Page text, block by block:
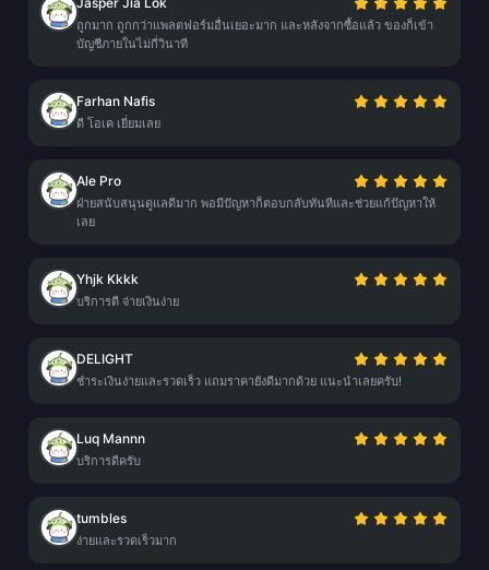
ถูกมาก ถูกกว่าแพลตฟอร์มอื่นเยอะมาก และหลังจากซื้อแล้ว ของก็เข้า
บัญชีภายในไม่กี่วินาที
Farhan Nafis
ดี โอเค เยี่ยมเลย
Ale Pro
ฝ่ายสนับสนุนดูแลดีมาก พอมีปัญหาก็ตอบกลับทันทีและช่วยแก้ปัญหาให้
เลย
Yhjk Kkkk
บริการดี จ่ายเงินง่าย
DELIGHT
ชำระเงินง่ายและรวดเร็ว แถมราคายังดีมากด้วย แนะนำเลยครับ!
Luq Mannn
บริการดีครับ
tumbles
ง่ายและรวดเร็วมาก